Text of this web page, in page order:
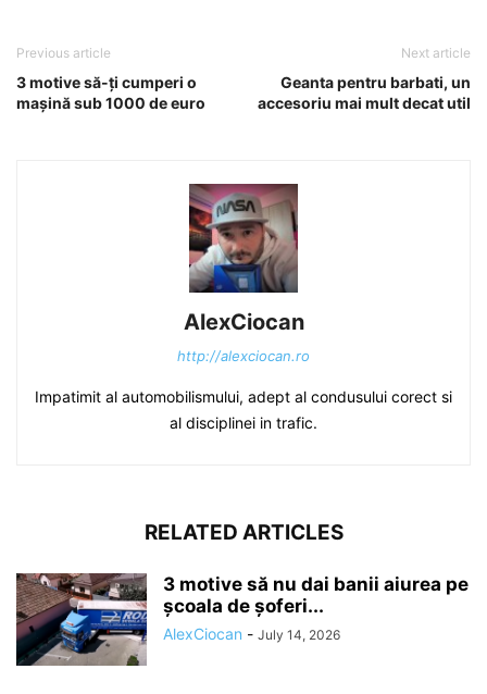
Previous article
3 motive să-ți cumperi o
mașină sub 1000 de euro
Next article
Geanta pentru barbati, un
accesoriu mai mult decat util
AlexCiocan
http://alexciocan.ro
Impatimit al automobilismului, adept al condusului corect si
al disciplinei in trafic.
RELATED ARTICLES
3 motive să nu dai banii aiurea pe
școala de șoferi...
AlexCiocan - July 14, 2026